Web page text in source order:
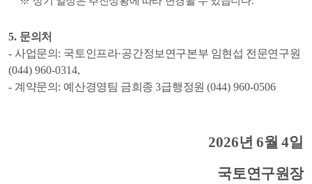
5. 문의처
- 사업문의 : 국토인프라·공간정보연구본부 임현섭 전문연구원
(044) 960-0314,
- 계약문의 : 예산경영팀 금희종3급행정원(044) 960-0506
2026년6월4일
국토연구원장